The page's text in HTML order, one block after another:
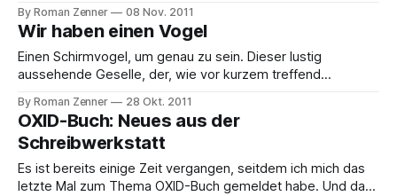
aufgebaut habe und fleißig am Manuskript für das OXID-
Buch schreibe, sind mir noch einige Fragen gekommen, die
Ihr mir vielleicht beantworten könnt. Aktuell schreibe ich am
Kapitel für Mobile
By Roman Zenner 08 Nov. 2011
Wir haben einen Vogel
Einen Schirmvogel, um genau zu sein. Dieser lustig
aussehende Geselle, der, wie vor kurzem treffend
der Vogelwelt, wird das Cover des OXID-Buchs schmücken,
das voraussichtlich Ende Januar erscheinen wird. Alle
diejenigen, die das Buch bereits vorbestellen möchten
können diese gerne über
By Roman Zenner 28 Okt. 2011
OXID-Buch: Neues aus der
Schreibwerkstatt
Es ist bereits einige Zeit vergangen, seitdem ich mich das
letzte Mal zum Thema OXID-Buch gemeldet habe. Und da